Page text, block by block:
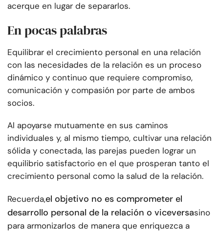
acerque en lugar de separarlos.
En pocas palabras
Equilibrar el crecimiento personal en una relación
con las necesidades de la relación es un proceso
dinámico y continuo que requiere compromiso,
comunicación y compasión por parte de ambos
socios.
Al apoyarse mutuamente en sus caminos
individuales y, al mismo tiempo, cultivar una relación
sólida y conectada, las parejas pueden lograr un
equilibrio satisfactorio en el que prosperan tanto el
crecimiento personal como la salud de la relación.
Recuerda,el objetivo no es comprometer el
desarrollo personal de la relación o viceversasino
para armonizarlos de manera que enriquezca a